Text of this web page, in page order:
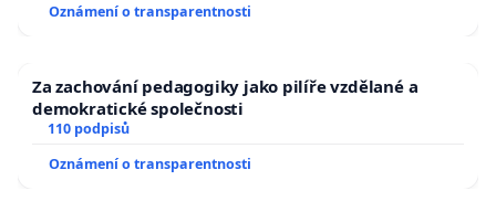
Oznámení o transparentnosti
Za zachování pedagogiky jako pilíře vzdělané a
demokratické společnosti
110 podpisů
Oznámení o transparentnosti